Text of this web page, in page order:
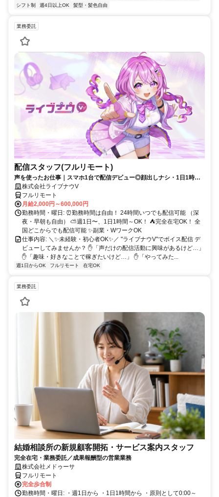
シフト制
週4日以上OK 髪型・髪色自由
業務委託
配信スタッフ(フルリモート)
声を使ったお仕事｜スマホ1台で配信デビュー◎顔出しナシ・1日1時間
～OK♪
株式会社ライブナウV
フルリモート
月給2,000円～600,000円
勤務時間・曜日: ⏰勤務時間は自由！ 24時間いつでも配信可能 （深
夜・早朝も自由） ⛅週1日〜、1日1時間～OK！ ⛺完全在宅OK！ 全
国どこからでも配信可能 ✨副業・WワークOK
仕事内容: ＼✨未経験・初心者OK✨／ "ライブナウV"でボイス配信 デ
ビューしてみませんか？ ✋「声だけの配信活動に興味があるけど…」
✋「趣味・好きなことで稼ぎたいけど…」 ✋「やってみた...
週1日からOK フルリモート 在宅OK
業務委託
結婚相談所の新規顧客開拓・サービス案内スタッフ
完全在宅・業務委託／成果報酬型の営業業務
株式会社メドゥーサ
フルリモート
完全歩合制
勤務時間・曜日: ・週1日から ・1日1時間から ・原則として0:00～